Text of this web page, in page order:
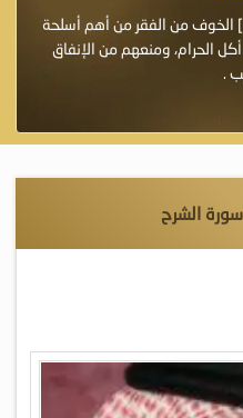
﴿الشيطان يعِدُكم الفقر﴾[البقرة:٢٦٨] الخوف من الفقر من أهم أسلحة
الحرام، ومنعهم من الإنفاق
.